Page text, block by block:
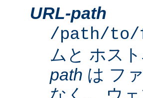
URL-path
/path/
ムと ホス
path は フ